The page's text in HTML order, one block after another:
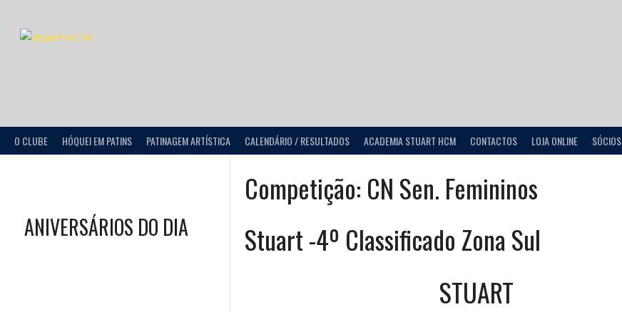
O CLUBE HÓQUEI EM PATINS PATINAGEM ARTÍSTICA CALENDÁRIO / RESULTADOS ACADEMIA STUART HCM CONTACTOS LOJA ONLINE SÓCIOS
Competição: CN Sen. Femininos
Stuart -4º Classificado Zona Sul
STUART
ANIVERSÁRIOS DO DIA